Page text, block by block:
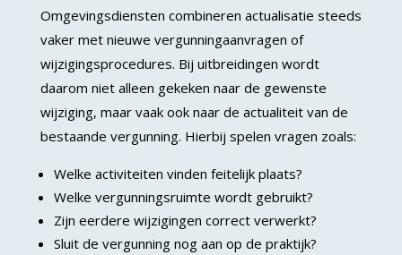
Omgevingsdiensten combineren actualisatie steeds
vaker met nieuwe vergunningaanvragen of
wijzigingsprocedures. Bij uitbreidingen wordt
daarom niet alleen gekeken naar de gewenste
wijziging, maar vaak ook naar de actualiteit van de
bestaande vergunning. Hierbij spelen vragen zoals:
Welke activiteiten vinden feitelijk plaats?
Welke vergunningsruimte wordt gebruikt?
Zijn eerdere wijzigingen correct verwerkt?
Sluit de vergunning nog aan op de praktijk?